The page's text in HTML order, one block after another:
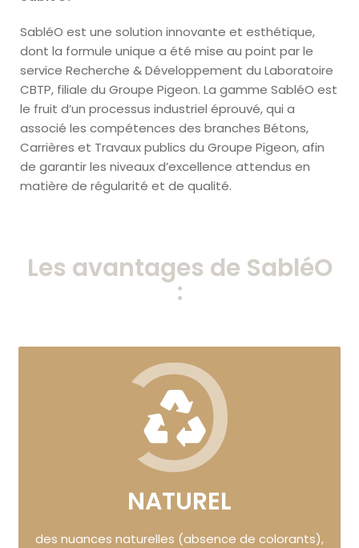
SabléO est une solution innovante et esthétique,
dont la formule unique a été mise au point par le
service Recherche & Développement du Laboratoire
CBTP, filiale du Groupe Pigeon. La gamme SabléO est
le fruit d’un processus industriel éprouvé, qui a
associé les compétences des branches Bétons,
Carrières et Travaux publics du Groupe Pigeon, afin
de garantir les niveaux d’excellence attendus en
matière de régularité et de qualité.
Les avantages de SabléO
:
NATUREL
des nuances naturelles (absence de colorants),